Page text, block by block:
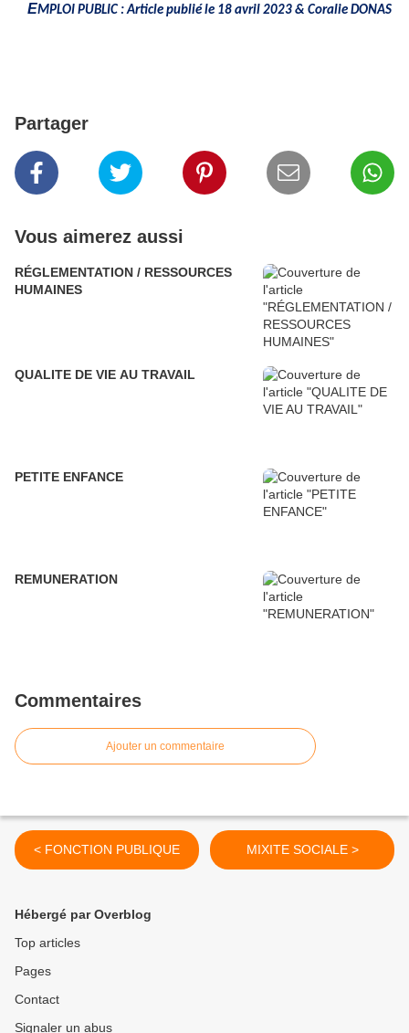
EMPLOI PUBLIC : Article publié le 18 avril 2023 & Coralie DONAS
Partager
Vous aimerez aussi
RÉGLEMENTATION / RESSOURCES
HUMAINES
QUALITE DE VIE AU TRAVAIL
PETITE ENFANCE
REMUNERATION
Commentaires
Ajouter un commentaire
< FONCTION PUBLIQUE MIXITE SOCIALE >
Hébergé par Overblog
Top articles
Pages
Contact
Signaler un abus